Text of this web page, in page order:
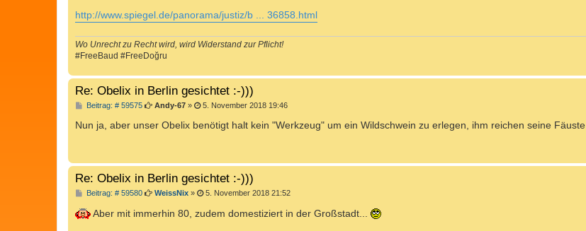
a
g
http://www.spiegel.de/panorama/justiz/b ... 36858.html
Wo Unrecht zu Recht wird, wird Widerstand zur Pflicht!
#FreeBaud #FreeDoğru
Re: Obelix in Berlin gesichtet :-)))
Beitrag: # 59575B
i
Andy-67» 5. November 2018 19:46
Nun ja, aber unser Obelix benötigt halt kein "Werkzeug" um ein Wildschwein zu erlegen, ihm reichen seine Fäuste
Re: Obelix in Berlin gesichtet :-)))
Beitrag: # 59580B
i
WeissNix» 5. November 2018 21:52
Aber mit immerhin 80, zudem domestiziert in der Großstadt...